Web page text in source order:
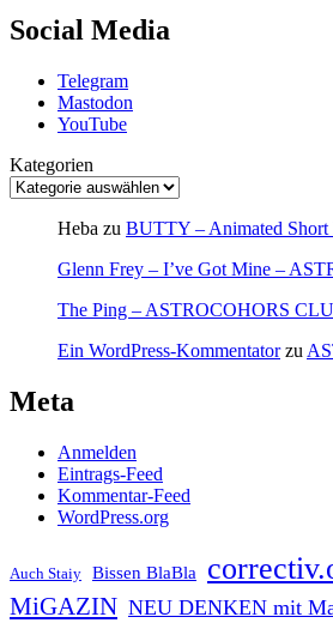
Social Media
Telegram
Mastodon
YouTube
Kategorien
Heba zu BUTTY – Animated Short
Glenn Frey – I’ve Got Mine –
The Ping – ASTROCOHORS
Ein WordPress-Kommentatorzu
Meta
Anmelden
Eintrags-Feed
Kommentar-Feed
WordPress.org
Auch Staiy Bissen BlaBla
MiGAZIN NEU DENKEN mit